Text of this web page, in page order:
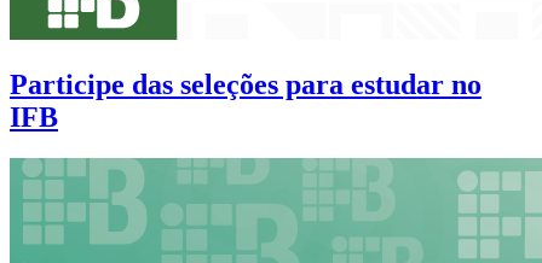
Participe das seleções para estudar no
IFB